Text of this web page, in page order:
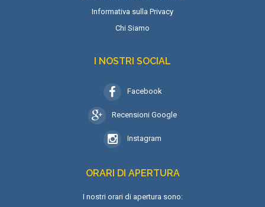
Informativa sulla Privacy
Chi Siamo
I NOSTRI SOCIAL
Facebook
Recensioni Google
Instagram
ORARI DI APERTURA
I nostri orari di apertura sono: